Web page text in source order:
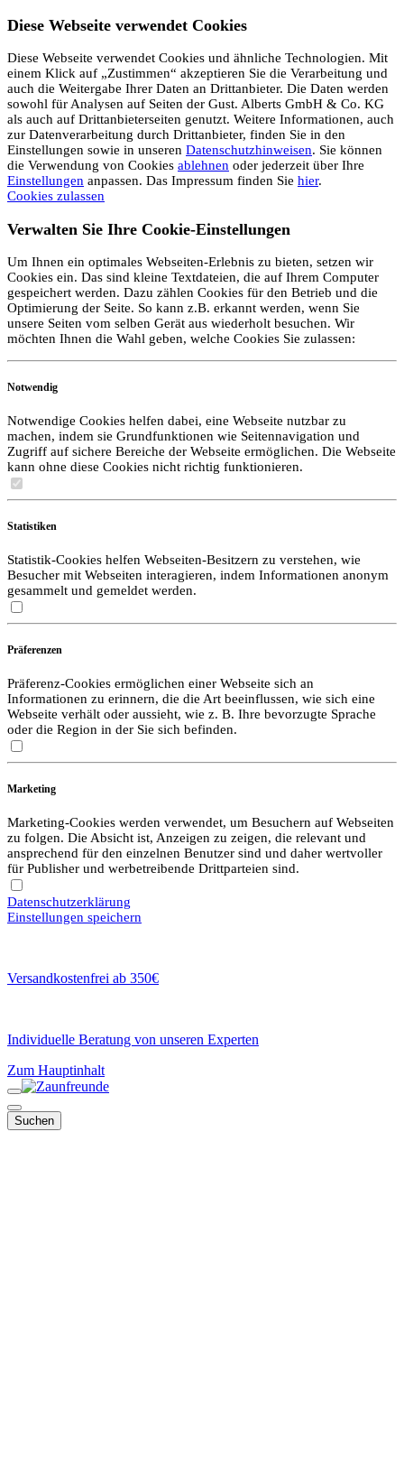
Diese Webseite verwendet Cookies
Diese Webseite verwendet Cookies und ähnliche Technologien. Mit
einem Klick auf „Zustimmen“ akzeptieren Sie die Verarbeitung und
auch die Weitergabe Ihrer Daten an Drittanbieter. Die Daten werden
sowohl für Analysen auf Seiten der Gust. Alberts GmbH & Co. KG
als auch auf Drittanbieterseiten genutzt. Weitere Informationen, auch
zur Datenverarbeitung durch Drittanbieter, finden Sie in den
Einstellungen sowie in unseren Datenschutzhinweisen. Sie können
die Verwendung von Cookies ablehnen oder jederzeit über Ihre
Einstellungen anpassen. Das Impressum finden Sie hier.
Cookies zulassen
Verwalten Sie Ihre Cookie-Einstellungen
Um Ihnen ein optimales Webseiten-Erlebnis zu bieten, setzen wir
Cookies ein. Das sind kleine Textdateien, die auf Ihrem Computer
gespeichert werden. Dazu zählen Cookies für den Betrieb und die
Optimierung der Seite. So kann z.B. erkannt werden, wenn Sie
unsere Seiten vom selben Gerät aus wiederholt besuchen. Wir
möchten Ihnen die Wahl geben, welche Cookies Sie zulassen:
Notwendig
Notwendige Cookies helfen dabei, eine Webseite nutzbar zu
machen, indem sie Grundfunktionen wie Seitennavigation und
Zugriff auf sichere Bereiche der Webseite ermöglichen. Die Webseite
kann ohne diese Cookies nicht richtig funktionieren.
Statistiken
Statistik-Cookies helfen Webseiten-Besitzern zu verstehen, wie
Besucher mit Webseiten interagieren, indem Informationen anonym
gesammelt und gemeldet werden.
Präferenzen
Präferenz-Cookies ermöglichen einer Webseite sich an
Informationen zu erinnern, die die Art beeinflussen, wie sich eine
Webseite verhält oder aussieht, wie z. B. Ihre bevorzugte Sprache
oder die Region in der Sie sich befinden.
Marketing
Marketing-Cookies werden verwendet, um Besuchern auf Webseiten
zu folgen. Die Absicht ist, Anzeigen zu zeigen, die relevant und
ansprechend für den einzelnen Benutzer sind und daher wertvoller
für Publisher und werbetreibende Drittparteien sind.
Datenschutzerklärung
Einstellungen speichern
Versandkostenfrei ab 350€
Individuelle Beratung von unseren Experten
Zum Hauptinhalt
Suchen